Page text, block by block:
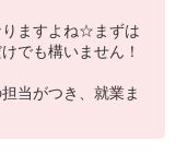
りますよね☆まずは
でも構いません！
当がつき、就業ま